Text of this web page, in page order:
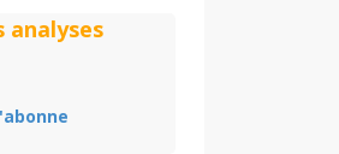
analyses